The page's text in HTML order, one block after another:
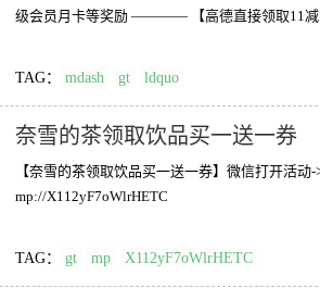
TAG： mdash gt ldquo
奈雪的茶领取饮品买一送一券
【奈雪的茶领取饮品买一送一券】微信打开活
mp://X112yF7oWlrHETC
TAG： gt mp X112yF7oWlrHETC